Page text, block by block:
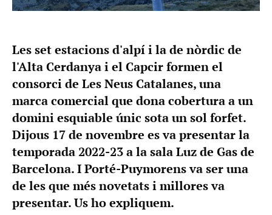
Les set estacions d'alpí i la de nòrdic de
l'Alta Cerdanya i el Capcir formen el
consorci de Les Neus Catalanes, una
marca comercial que dona cobertura a un
domini esquiable únic sota un sol forfet.
Dijous 17 de novembre es va presentar la
temporada 2022-23 a la sala Luz de Gas de
Barcelona. I Porté-Puymorens va ser una
de les que més novetats i millores va
presentar. Us ho expliquem.